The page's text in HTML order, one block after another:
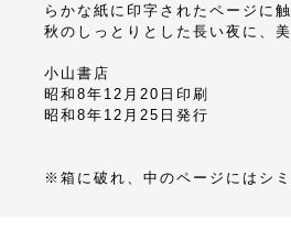
らかな紙に印字されたページに
秋のしっとりとした長い夜に、
小山書店
昭和8年12月20日印刷
昭和8年12月25日発行
※箱に破れ、中のページにはシ